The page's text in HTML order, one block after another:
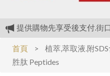
提供購物先享受後支付.街
植物萃取液.附SDS含毒理
植物萃取液.附SDS含毒理
我們最大的優惠是.(全面不
首頁 > 植萃,萃取液.附
胜肽 Peptides